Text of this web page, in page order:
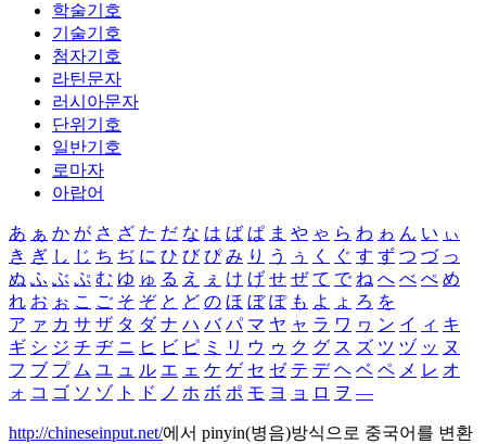
학술기호
기술기호
첨자기호
라틴문자
러시아문자
단위기호
일반기호
로마자
아랍어
あ ぁ か が さ ざ た だ な は ば ぱ ま や ゃ ら わ ゎ ん い ぃ
き ぎ し じ ち ぢ に ひ び ぴ み り う ぅ く ぐ す ず つ づ っ
ぬ ふ ぶ ぷ む ゆ ゅ る え ぇ け げ せ ぜ て で ね へ べ ぺ め
れ お ぉ こ ご そ ぞ と ど の ほ ぼ ぽ も よ ょ ろ を
ア ァ カ サ ザ タ ダ ナ ハ バ パ マ ヤ ャ ラ ワ ヮ ン イ ィ キ
ギ シ ジ チ ヂ ニ ヒ ビ ピ ミ リ ウ ゥ ク グ ス ズ ツ ヅ ッ ヌ
フ ブ プ ム ユ ュ ル エ ェ ケ ゲ セ ゼ テ デ ヘ ベ ペ メ レ オ
ォ コ ゴ ソ ゾ ト ド ノ ホ ボ ポ モ ヨ ョ ロ ヲ ―
http://chineseinput.net/에서 pinyin(병음)방식으로 중국어를 변환